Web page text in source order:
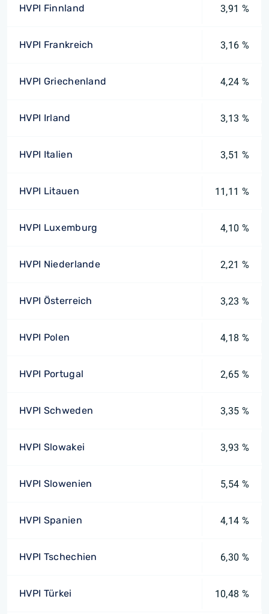
HVPI Finnland 3,91 %
HVPI Frankreich 3,16 %
HVPI Griechenland 4,24 %
HVPI Irland 3,13 %
HVPI Italien 3,51 %
HVPI Litauen 11,11 %
HVPI Luxemburg 4,10 %
HVPI Niederlande 2,21 %
HVPI Österreich 3,23 %
HVPI Polen 4,18 %
HVPI Portugal 2,65 %
HVPI Schweden 3,35 %
HVPI Slowakei 3,93 %
HVPI Slowenien 5,54 %
HVPI Spanien 4,14 %
HVPI Tschechien 6,30 %
HVPI Türkei 10,48 %